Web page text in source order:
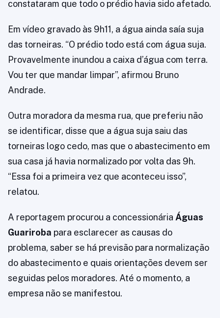
constataram que todo o prédio havia sido afetado.
Em vídeo gravado às 9h11, a água ainda saía suja
das torneiras. “O prédio todo está com água suja.
Provavelmente inundou a caixa d’água com terra.
Vou ter que mandar limpar”, afirmou Bruno
Andrade.
Outra moradora da mesma rua, que preferiu não
se identificar, disse que a água suja saiu das
torneiras logo cedo, mas que o abastecimento em
sua casa já havia normalizado por volta das 9h.
“Essa foi a primeira vez que aconteceu isso”,
relatou.
A reportagem procurou a concessionária Águas
Guariroba para esclarecer as causas do
problema, saber se há previsão para normalização
do abastecimento e quais orientações devem ser
seguidas pelos moradores. Até o momento, a
empresa não se manifestou.